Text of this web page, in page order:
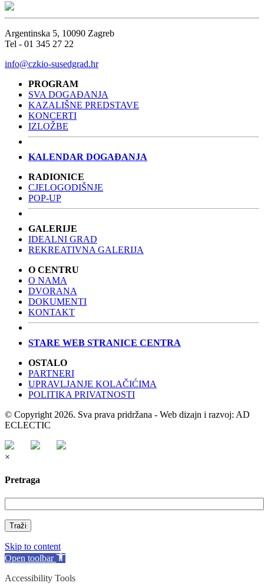
Argentinska 5, 10090 Zagreb
Tel - 01 345 27 22
info@czkio-susedgrad.hr
PROGRAM
SVA DOGAĐANJA
KAZALIŠNE PREDSTAVE
KONCERTI
IZLOŽBE
KALENDAR DOGAĐANJA
RADIONICE
CJELOGODIŠNJE
POP-UP
GALERIJE
IDEALNI GRAD
REKREATIVNA GALERIJA
O CENTRU
O NAMA
DVORANA
DOKUMENTI
KONTAKT
STARE WEB STRANICE CENTRA
OSTALO
PARTNERI
UPRAVLJANJE KOLAČIĆIMA
POLITIKA PRIVATNOSTI
© Copyright 2026. Sva prava pridržana - Web dizajn i razvoj: AD
ECLECTIC
×
Pretraga
Traži
Skip to content
Open toolbar
Accessibility Tools